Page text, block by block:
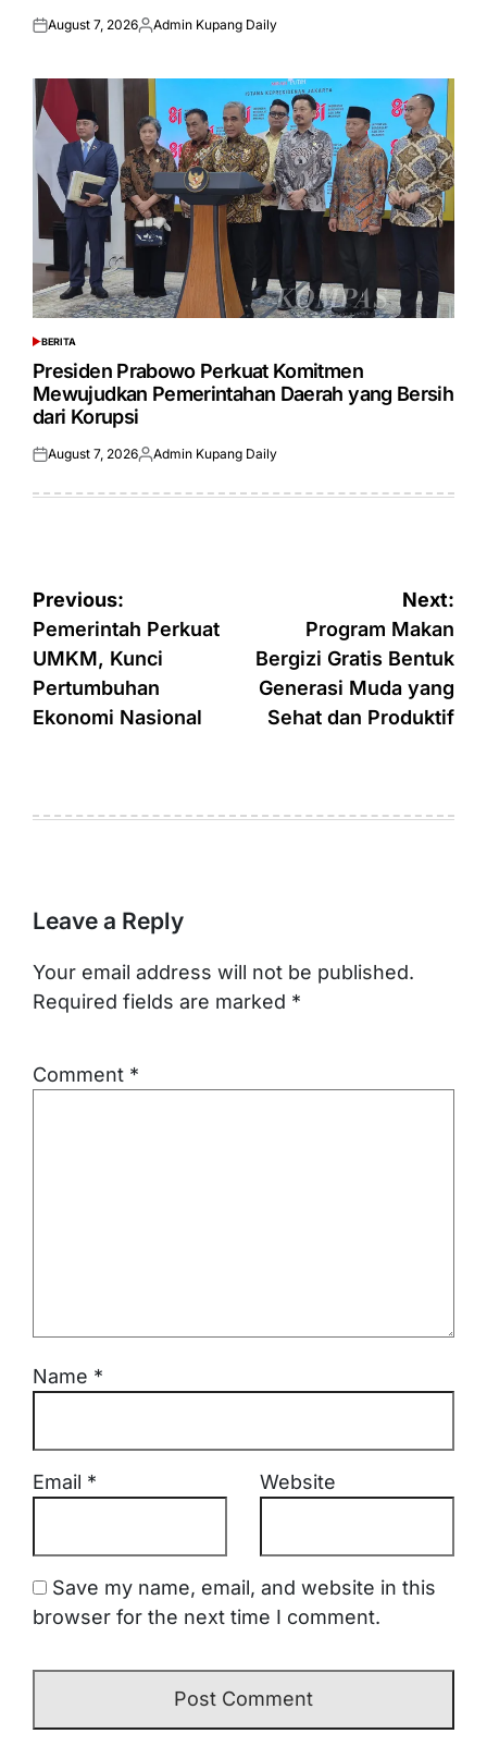
Posted
August 7, 2026Posted
Admin Kupang Daily
POSTED
IN
BERITA
Presiden Prabowo Perkuat Komitmen
Mewujudkan Pemerintahan Daerah yang Bersih
dari Korupsi
Posted
August 7, 2026Posted
Admin Kupang Daily
Post
navigation
Previous:
Pemerintah Perkuat
UMKM, Kunci
Pertumbuhan
Ekonomi Nasional
Next:
Program Makan
Bergizi Gratis Bentuk
Generasi Muda yang
Sehat dan Produktif
Leave a Reply
Your email address will not be published.
Required fields are marked *
Comment *
Name *
Email * Website
Save my name, email, and website in this
browser for the next time I comment.